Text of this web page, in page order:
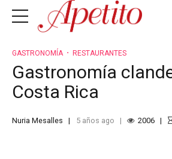
GASTRONOMÍA RESTAURANTES
Gastronomía
Costa Rica
Nuria Mesalles 5 años ago 2006